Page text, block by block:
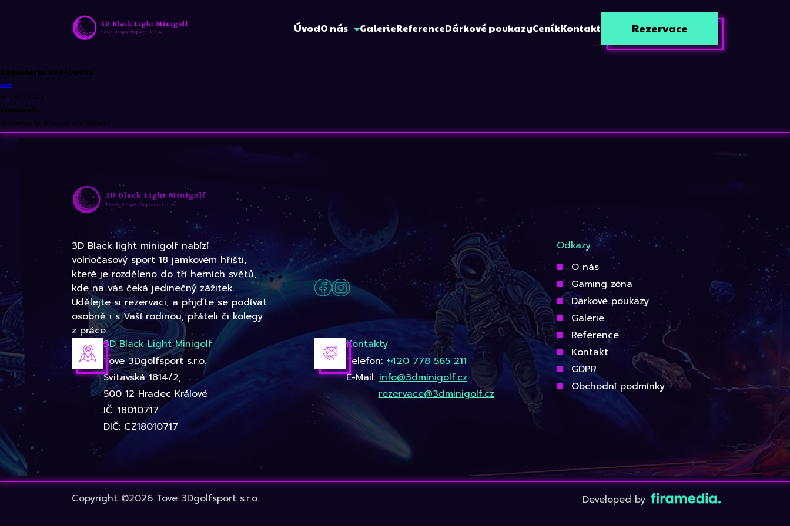
ÚvodO nás GalerieReferenceDárkové poukazyCeníkKontakt Rezervace
Objednávka 202400085
edit
By • 8. 11. 2024
comments
comments for this post are closed
3D Black light minigolf nabízí
volnočasový sport 18 jamkovém hřišti,
které je rozděleno do tří herních světů,
kde na vás čeká jedinečný zážitek.
Udělejte si rezervaci, a přijďte se podívat
osobně i s Vaší rodinou, přáteli či kolegy
z práce.
3D Black Light Minigolf
Tove 3Dgolfsport s.r.o.
Svitavská 1814/2,
500 12 Hradec Králové
IČ: 18010717
DIČ: CZ18010717
Kontakty
Telefon:+420 778 565 211
E-Mail:info@3dminigolf.cz
rezervace@3dminigolf.cz
Odkazy
O nás
Gaming zóna
Dárkové poukazy
Galerie
Reference
Kontakt
GDPR
Obchodní podmínky
Copyright ©2026 Tove 3Dgolfsport s.r.o. Developed by